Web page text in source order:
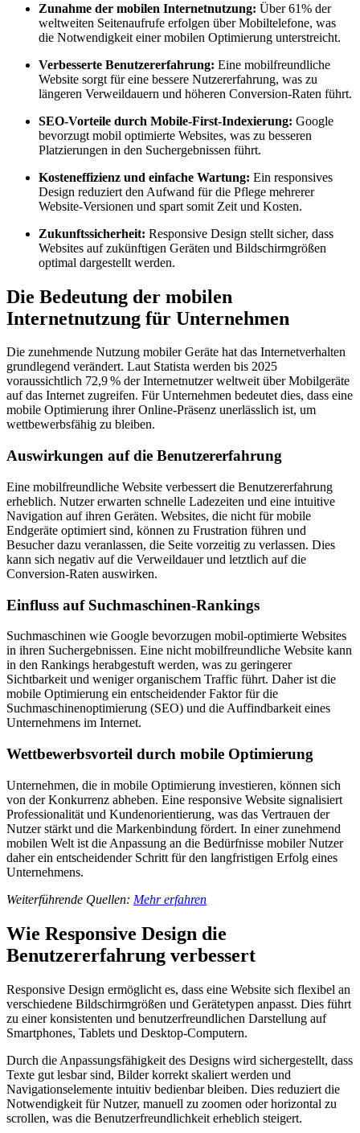
Zunahme der mobilen Internetnutzung: Über 61% der
weltweiten Seitenaufrufe erfolgen über Mobiltelefone, was
die Notwendigkeit einer mobilen Optimierung unterstreicht.
Verbesserte Benutzererfahrung: Eine mobilfreundliche
Website sorgt für eine bessere Nutzererfahrung, was zu
längeren Verweildauern und höheren Conversion-Raten führt.
SEO-Vorteile durch Mobile-First-Indexierung: Google
bevorzugt mobil optimierte Websites, was zu besseren
Platzierungen in den Suchergebnissen führt.
Kosteneffizienz und einfache Wartung: Ein responsives
Design reduziert den Aufwand für die Pflege mehrerer
Website-Versionen und spart somit Zeit und Kosten.
Zukunftssicherheit: Responsive Design stellt sicher, dass
Websites auf zukünftigen Geräten und Bildschirmgrößen
optimal dargestellt werden.
Die Bedeutung der mobilen
Internetnutzung für Unternehmen
Die zunehmende Nutzung mobiler Geräte hat das Internetverhalten
grundlegend verändert. Laut Statista werden bis 2025
voraussichtlich 72,9 % der Internetnutzer weltweit über Mobilgeräte
auf das Internet zugreifen. Für Unternehmen bedeutet dies, dass eine
mobile Optimierung ihrer Online-Präsenz unerlässlich ist, um
wettbewerbsfähig zu bleiben.
Auswirkungen auf die Benutzererfahrung
Eine mobilfreundliche Website verbessert die Benutzererfahrung
erheblich. Nutzer erwarten schnelle Ladezeiten und eine intuitive
Navigation auf ihren Geräten. Websites, die nicht für mobile
Endgeräte optimiert sind, können zu Frustration führen und
Besucher dazu veranlassen, die Seite vorzeitig zu verlassen. Dies
kann sich negativ auf die Verweildauer und letztlich auf die
Conversion-Raten auswirken.
Einfluss auf Suchmaschinen-Rankings
Suchmaschinen wie Google bevorzugen mobil-optimierte Websites
in ihren Suchergebnissen. Eine nicht mobilfreundliche Website kann
in den Rankings herabgestuft werden, was zu geringerer
Sichtbarkeit und weniger organischem Traffic führt. Daher ist die
mobile Optimierung ein entscheidender Faktor für die
Suchmaschinenoptimierung (SEO) und die Auffindbarkeit eines
Unternehmens im Internet.
Wettbewerbsvorteil durch mobile Optimierung
Unternehmen, die in mobile Optimierung investieren, können sich
von der Konkurrenz abheben. Eine responsive Website signalisiert
Professionalität und Kundenorientierung, was das Vertrauen der
Nutzer stärkt und die Markenbindung fördert. In einer zunehmend
mobilen Welt ist die Anpassung an die Bedürfnisse mobiler Nutzer
daher ein entscheidender Schritt für den langfristigen Erfolg eines
Unternehmens.
Weiterführende Quellen: Mehr erfahren
Wie Responsive Design die
Benutzererfahrung verbessert
Responsive Design ermöglicht es, dass eine Website sich flexibel an
verschiedene Bildschirmgrößen und Gerätetypen anpasst. Dies führt
zu einer konsistenten und benutzerfreundlichen Darstellung auf
Smartphones, Tablets und Desktop-Computern.
Durch die Anpassungsfähigkeit des Designs wird sichergestellt, dass
Texte gut lesbar sind, Bilder korrekt skaliert werden und
Navigationselemente intuitiv bedienbar bleiben. Dies reduziert die
Notwendigkeit für Nutzer, manuell zu zoomen oder horizontal zu
scrollen, was die Benutzerfreundlichkeit erheblich steigert.